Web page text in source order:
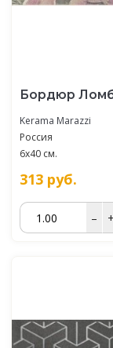
Бордюр
Kerama Marazzi
Россия
6x40 см.
313 руб.
– +